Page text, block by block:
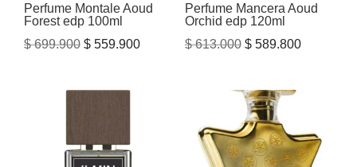
Perfume Montale Aoud
Forest edp 100ml
$699.900 El
$ 559.900El
Perfume Mancera Aoud
Orchid edp 120ml
$613.000 El
era:
$ 613.000.
$589.800El